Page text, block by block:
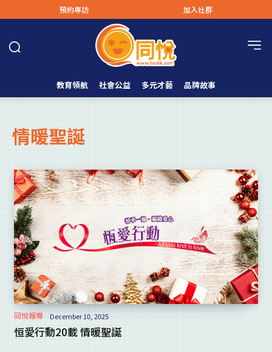
預約專訪 加入社群
教育領航 社會公益 多元才藝 品牌故事
情暖聖誕
同悅報導 December 10, 2025
恒愛行動20載 情暖聖誕